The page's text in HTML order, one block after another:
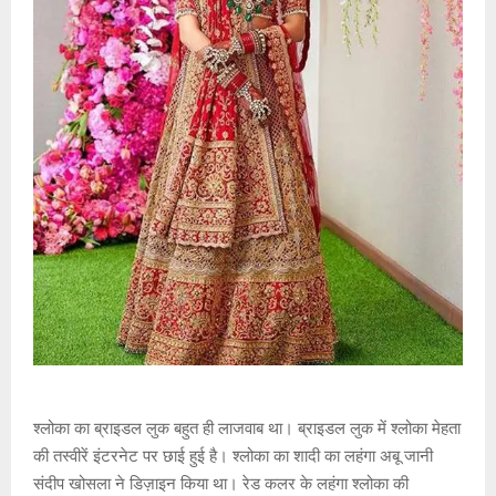
श्लोका का ब्राइडल लुक बहुत ही लाजवाब था। ब्राइडल लुक में श्लोका मेहता
की तस्वीरें इंटरनेट पर छाई हुई है। श्लोका का शादी का लहंगा अबू जानी
संदीप खोसला ने डिज़ाइन किया था। रेड कलर के लहंगा श्लोका की